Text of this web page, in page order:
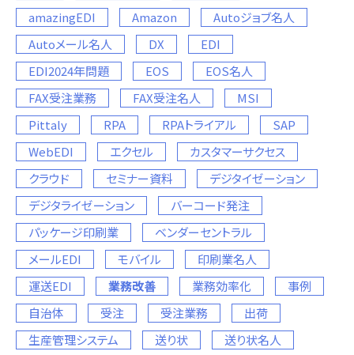
amazingEDI
Amazon
Autoジョブ名人
Autoメール名人
DX
EDI
EDI2024年問題
EOS
EOS名人
FAX受注業務
FAX受注名人
MSI
Pittaly
RPA RPAトライアル
SAP
WebEDI
エクセル
カスタマーサクセス
クラウド
セミナー資料
デジタイゼーション
デジタライゼーション
バーコード発注
パッケージ印刷業
ベンダーセントラル
メールEDI
モバイル
印刷業名人
運送EDI
業務改善 業務効率化
事例
自治体
受注 受注業務
出荷
生産管理システム
送り状
送り状名人